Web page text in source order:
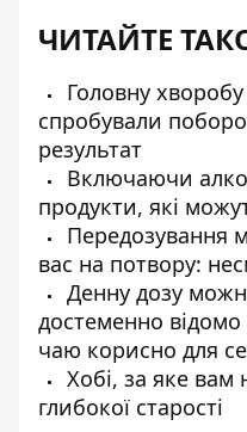
ЧИТАЙТЕ
Головну хворобу
спробували
результат
Включаючи
продукти, які
Передозування
вас на потвору:
Денну дозу
достеменно
чаю корисно для
Хобі, за яке
глибокої старості